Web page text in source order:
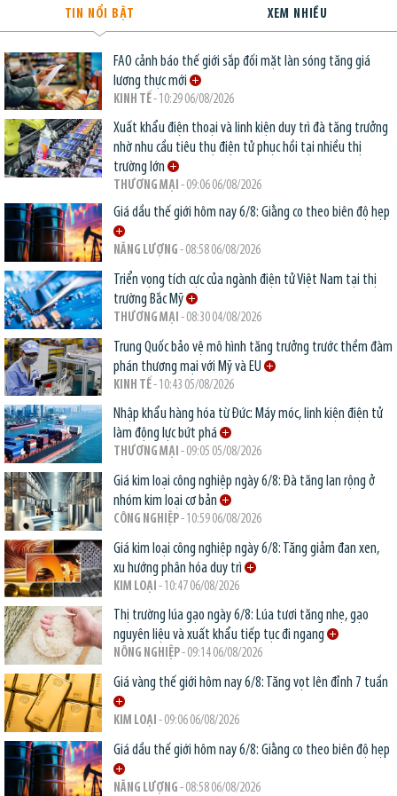
TIN NỔI BẬT XEM NHIỀU
FAO cảnh báo thế giới sắp đối mặt làn sóng tăng giá
lương thực mới
KINH TẾ- 10:29 06/08/2026
Xuất khẩu điện thoại và linh kiện duy trì đà tăng trưởng
nhờ nhu cầu tiêu thụ điện tử phục hồi tại nhiều thị
trường lớn
THƯƠNG MẠI - 09:06 06/08/2026
Giá dầu thế giới hôm nay 6/8: Giằng co theo biên độ hẹp
NĂNG LƯỢNG - 08:58 06/08/2026
Triển vọng tích cực của ngành điện tử Việt Nam tại thị
trường Bắc Mỹ
THƯƠNG MẠI - 08:30 04/08/2026
Trung Quốc bảo vệ mô hình tăng trưởng trước thềm đàm
phán thương mại với Mỹ và EU
KINH TẾ- 10:43 05/08/2026
Nhập khẩu hàng hóa từ Đức: Máy móc, linh kiện điện tử
làm động lực bứt phá
THƯƠNG MẠI - 09:05 05/08/2026
Giá kim loại công nghiệp ngày 6/8: Đà tăng lan rộng ở
nhóm kim loại cơ bản
CÔNG NGHIỆP- 10:59 06/08/2026
Giá kim loại công nghiệp ngày 6/8: Tăng giảm đan xen,
xu hướng phân hóa duy trì
KIM LOẠI - 10:47 06/08/2026
Thị trường lúa gạo ngày 6/8: Lúa tươi tăng nhẹ, gạo
nguyên liệu và xuất khẩu tiếp tục đi ngang
NÔNG NGHIỆP- 09:14 06/08/2026
Giá vàng thế giới hôm nay 6/8: Tăng vọt lên đỉnh 7 tuần
KIM LOẠI - 09:06 06/08/2026
Giá dầu thế giới hôm nay 6/8: Giằng co theo biên độ hẹp
NĂNG LƯỢNG - 08:58 06/08/2026